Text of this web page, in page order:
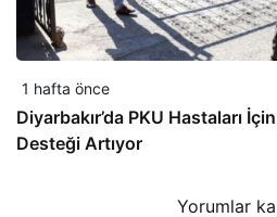
1 hafta önce
Diyarbakır’da PKU Hastaları
Desteği Artıyor
Yorumlar